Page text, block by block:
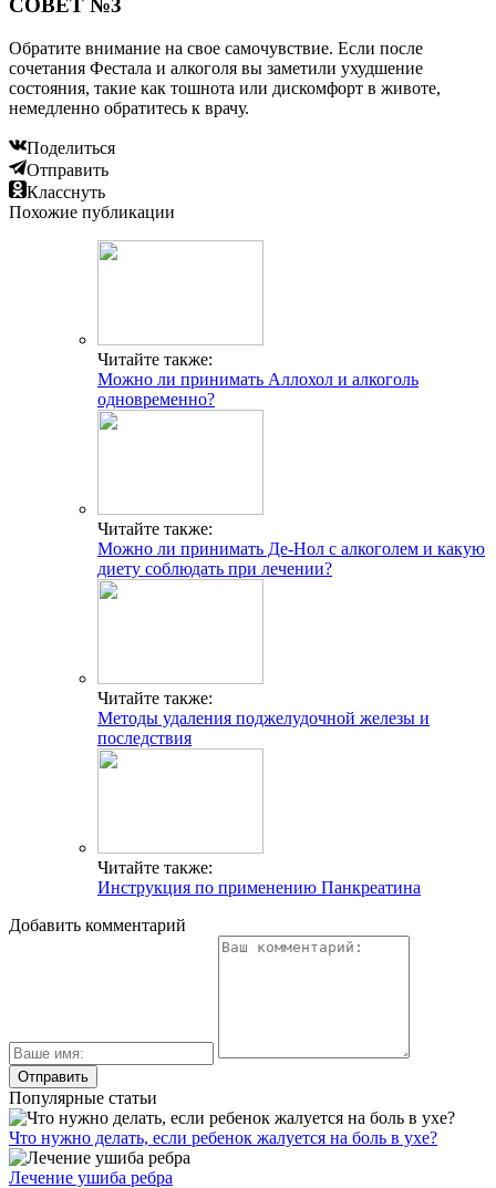
СОВЕТ №3
Обратите внимание на свое самочувствие. Если после
сочетания Фестала и алкоголя вы заметили ухудшение
состояния, такие как тошнота или дискомфорт в животе,
немедленно обратитесь к врачу.
Поделиться
Отправить
Класснуть
Похожие публикации
Читайте также:
Можно ли принимать Аллохол и алкоголь
одновременно?
Читайте также:
Можно ли принимать Де-Нол с алкоголем и какую
диету соблюдать при лечении?
Читайте также:
Методы удаления поджелудочной железы и
последствия
Читайте также:
Инструкция по применению Панкреатина
Добавить комментарий
Популярные статьи
Что нужно делать, если ребенок жалуется на боль в ухе?
Лечение ушиба ребра